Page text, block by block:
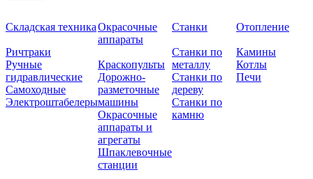
Складская техника
Ричтраки
Ручные
гидравлические
Самоходные
Электроштабелеры
Окрасочные
аппараты
Краскопульты
Дорожно-
разметочные
машины
Окрасочные
аппараты и
агрегаты
Шпаклевочные
станции
Станки
Станки по
металлу
Станки по
дереву
Станки по
камню
Отопление
Камины
Котлы
Печи